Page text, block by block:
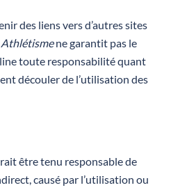
des liens vers d’autres sites
ne garantit pas le
toute responsabilité quant
découler de l’utilisation des
être tenu responsable de
causé par l’utilisation ou